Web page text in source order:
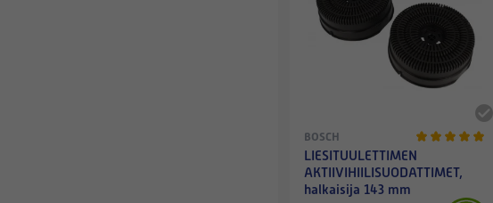
BOSCH
LIESITUULETTIMEN
AKTIIVIHIILISUODATTIMET,
halkaisija 143 mm